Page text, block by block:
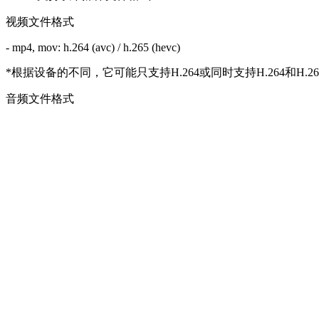
视频文件格式
- mp4, mov: h.264 (avc) / h.265 (hevc)
*根据设备的不同，它可能只支持H.264或同时支持H.264和
音频文件格式